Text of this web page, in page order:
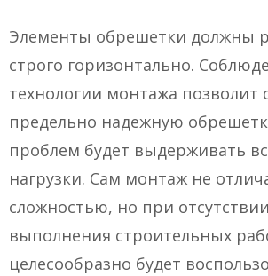
Элементы обрешетки должны
строго горизонтально.
технологии монтажа позволит
предельно надежную
проблем будет выдерживать
нагрузки. Сам монтаж не
сложностью, но при
выполнения строительных
целесообразно будет